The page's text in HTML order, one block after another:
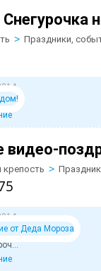
> Праздники,
видео-
>